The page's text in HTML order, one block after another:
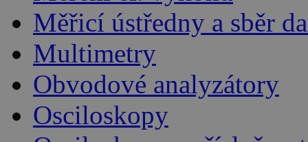
Měřicí ústředny a sběr
Multimetry
Obvodové analyzátory
Osciloskopy